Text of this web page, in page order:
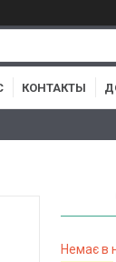
КОНТАКТЫ
Немає в